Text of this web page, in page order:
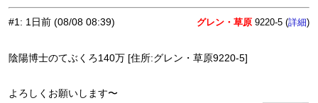
#1: 1日前 (08/08 08:39) グレン・草原 9220-5 (詳細)
陰陽博士のてぶくろ140万 [住所:グレン・草原9220-5]
よろしくお願いします〜